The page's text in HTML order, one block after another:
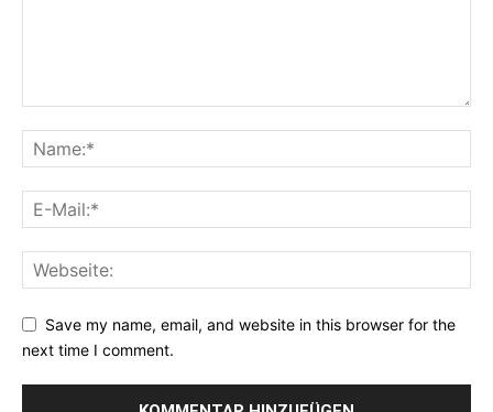
Save my name, email, and website in this browser for the
next time I comment.